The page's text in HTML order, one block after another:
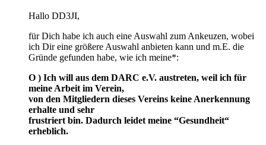
Hallo DD3JI,
für Dich habe ich auch eine Auswahl zum Ankeuzen, wobei
ich Dir eine größere Auswahl anbieten kann und m.E. die
Gründe gefunden habe, wie ich meine*:
O ) Ich will aus dem DARC e.V. austreten, weil ich für
meine Arbeit im Verein,
von den Mitgliedern dieses Vereins keine Anerkennung
erhalte und sehr
frustriert bin. Dadurch leidet meine “Gesundheit“
erheblich.